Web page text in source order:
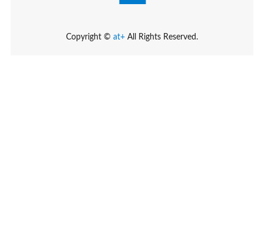
Copyright © at+ All Rights Reserved.